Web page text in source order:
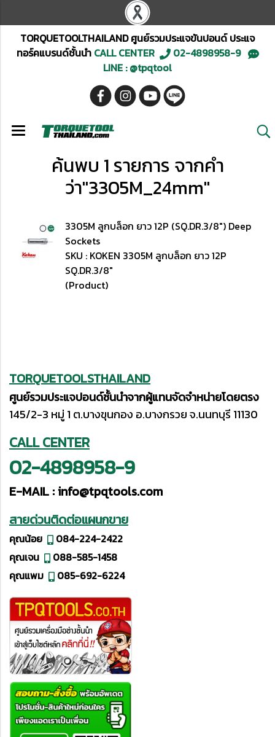
TORQUETOOLTHAILAND ศูนย์รวมประแจขันปอนด์ ประแจ
ทอร์คแบรนด์ชั้นนำCALL CENTER
02-4898958-9
LINE : @tpqtool
ค้นพบ 1 รายการ จากคำ
ว่า"3305M_24mm"
3305M ลูกบล็อก ยาว 12P (SQ.DR.3/8") Deep
Sockets
SKU : KOKEN 3305M ลูกบล็อก ยาว 12P
SQ.DR.3/8"
(Product)
TORQUETOOLSTHAILAND
ศูนย์รวมประแจปอนด์ชั้นนำจากผู้แทนจัดจำหน่ายโดยตรง
145/2-3 หมู่ 1 ต.บางขุนกอง อ.บางกรวย จ.นนทบุรี 11130
CALL CENTER
02-4898958-9
E-MAIL :info@tpqtools.com
สายด่วนติดต่อแผนกขาย
คุณน้อย
084-224-2422
คุณเจน
088-585-1458
คุณแพม
085-692-6224